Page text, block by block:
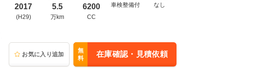
2017
(H29)
5.5
万km
6200
CC
車検整備付
なし
お気に入り追加
無
料
在庫確認・見積依頼